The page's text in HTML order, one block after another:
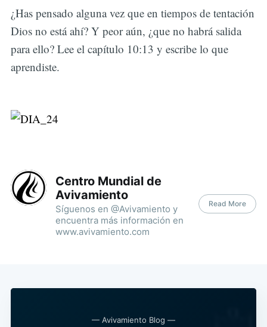
¿Has pensado alguna vez que en tiempos de tentación
Dios no está ahí? Y peor aún, ¿que no habrá salida
para ello? Lee el capítulo 10:13 y escribe lo que
aprendiste.
Centro Mundial de
Avivamiento
Síguenos en @Avivamiento y
encuentra más información en
www.avivamiento.com
Read More
— Avivamiento Blog —